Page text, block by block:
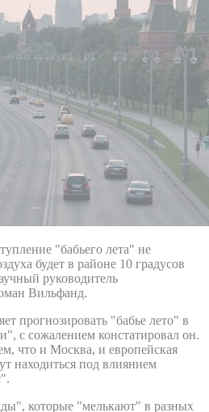
"бабьего лета" не
будет в районе 10 градусов
руководитель
Вильфанд.
прогнозировать "бабье лето" в
с сожалением констатировал он.
что и Москва, и европейская
находиться под влиянием
которые "мелькают" в разных